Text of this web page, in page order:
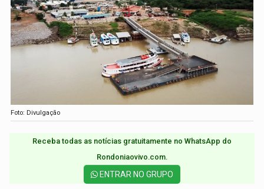
Foto: Divulgação
Receba todas as notícias gratuitamente no WhatsApp do
Rondoniaovivo.com.​
ENTRAR NO GRUPO